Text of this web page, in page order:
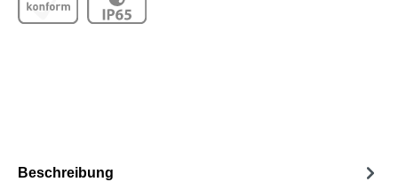
Beschreibung